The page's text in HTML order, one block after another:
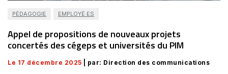
PÉDAGOGIE EMPLOYÉ·ES
Appel de propositions de nouveaux projets
concertés des cégeps et universités du PIM
Le 17 décembre 2025 | par: Direction des communications